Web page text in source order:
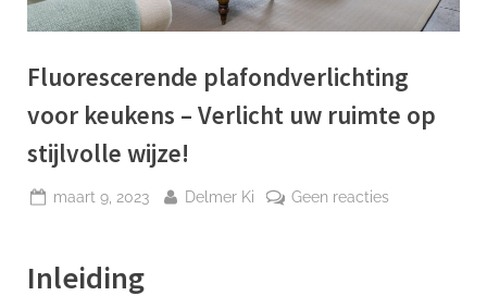
Fluorescerende plafondverlichting
voor keukens – Verlicht uw ruimte op
stijlvolle wijze!
Geplaatst
maart 9, 2023 Door
Delmer Ki Geen reactiesop
Inleiding